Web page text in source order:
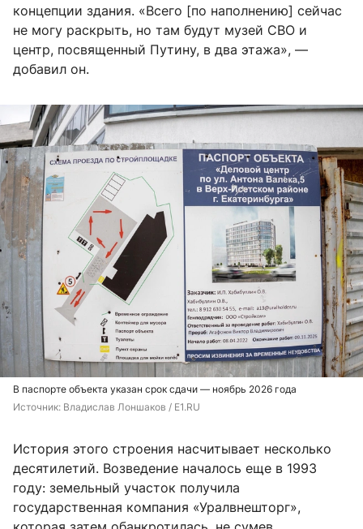
концепции здания. «Всего [по наполнению] сейчас
не могу раскрыть, но там будут музей СВО и
центр, посвященный Путину, в два этажа», —
добавил он.
В паспорте объекта указан срок сдачи — ноябрь 2026 года
Источник: Владислав Лоншаков / E1.RU
История этого строения насчитывает несколько
десятилетий. Возведение началось еще в 1993
году: земельный участок получила
государственная компания «Уралвнешторг»,